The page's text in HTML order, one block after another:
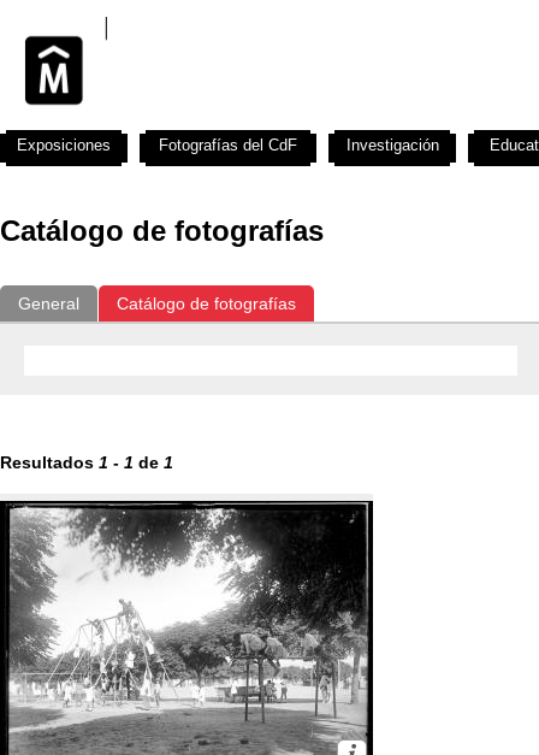
Catálogo de fotografías
General Catálogo de fotografías
Resultados 1 - 1 de 1
Exposiciones Fotografías del CdF Investigación